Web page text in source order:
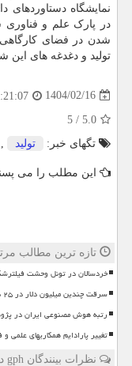
نمایشگاه دستاوردهای
در پارک علم و فناوری
شدن در فضای کارگاهی
تولید و دغدغه های این
1404/02/16
5.0
/
5
تگهای خبر:
تولید
این مطلب را می
تازه ترین مطالب
خردسالان در تونل وحشت
سرقت چندین میلیون دلار در ۲۵ دقیقه
رتبه هوش مصنوعی ایران در پژوهش
تغییر پارادایم همکاریهای علمی و
نظرات بینندگان gph در مورد این مطلب